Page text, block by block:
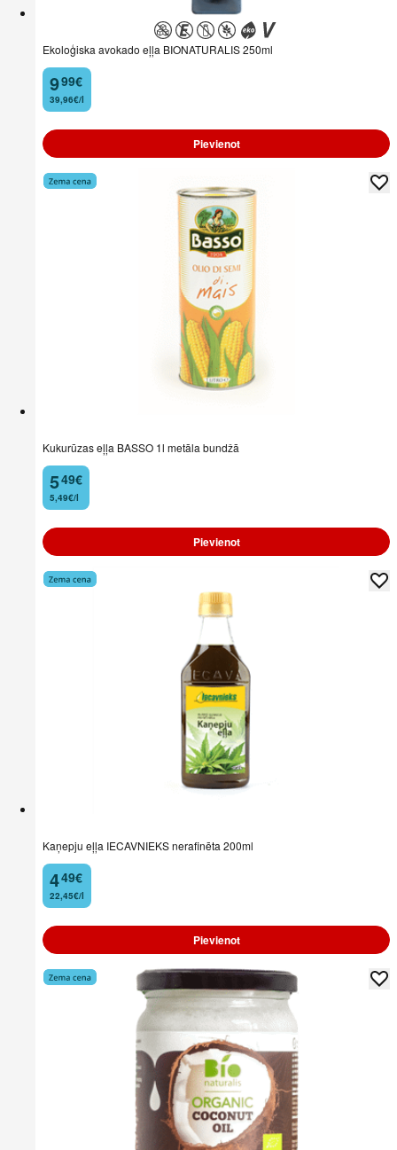
Ekoloģiska avokado eļļa BIONATURALIS 250ml
9
. 99€
39,96€/l
Pievienot
Kukurūzas eļļa BASSO 1l metāla bundžā
5
. 49€
5,49€/l
Pievienot
Kaņepju eļļa IECAVNIEKS nerafinēta 200ml
4
. 49€
22,45€/l
Pievienot